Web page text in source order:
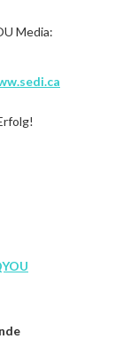
Media: